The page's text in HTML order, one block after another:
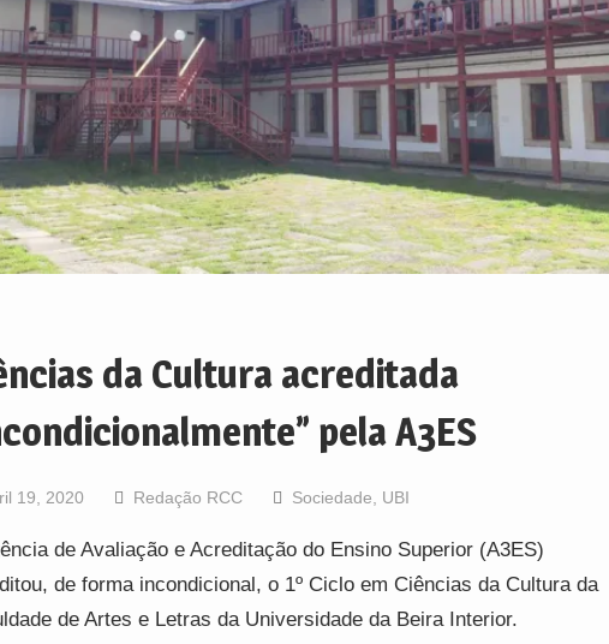
da Cultura acreditada
pela A3ES
19, 2020 Redação RCC Sociedade UBI
de Avaliação e Acreditação do Ensino Superior (A3ES)
de forma incondicional, o 1º Ciclo em Ciências da Cultura da
de Artes e Letras da Universidade da Beira Interior.